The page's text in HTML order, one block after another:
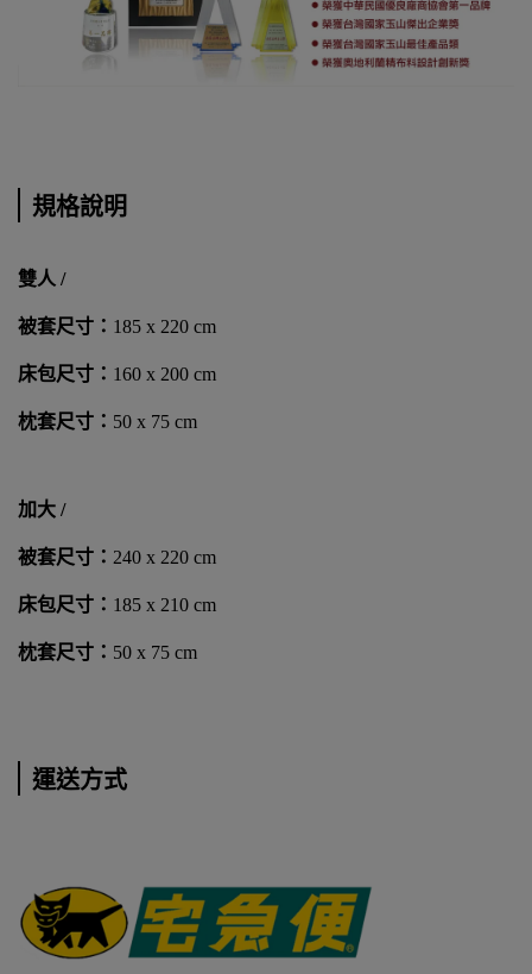
規格說明
雙人 /
被套尺寸： 185 x 220 cm
床包尺寸： 160 x 200 cm
枕套尺寸： 50 x 75 cm
加大 /
被套尺寸： 240 x 220 cm
床包尺寸： 185 x 210 cm
枕套尺寸： 50 x 75 cm
運送方式